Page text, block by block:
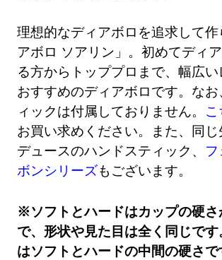
理想的なディアボロを追求して作
アボロ ソアリン」。初めてディ
る方からトッププロまで、幅広
おすすめのディアボロです。な
ィックは付属しておりません。 こ
お買い求めください。また、同じ
デュースのハンドスティック、
ボンシリーズもございます。
※ソフトとハードはカップの硬さ
で、形状や見た目は全く同じで
はソフトとハードの中間の硬さで